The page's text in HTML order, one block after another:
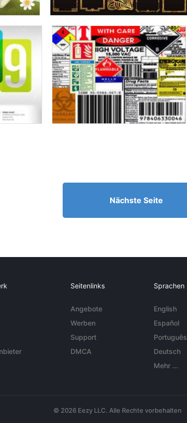
Nächste Seite
Seitenlinks
Angebote
Werben
Support
DMCA
Sprachen
English
Español
Português
Deutsch
Mehr ...
© 2026 Eezy LLC. Alle Rechte vorbehalten